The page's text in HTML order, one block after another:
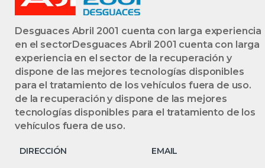
Desguaces Abril 2001 cuenta con larga experiencia
en el sectorDesguaces Abril 2001 cuenta con larga
experiencia en el sector de la recuperación y
dispone de las mejores tecnologías disponibles
para el tratamiento de los vehículos fuera de uso.
de la recuperación y dispone de las mejores
tecnologías disponibles para el tratamiento de los
vehículos fuera de uso.
DIRECCIÓN EMAIL